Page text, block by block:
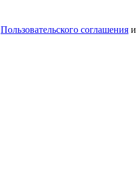
Пользовательского соглашения и